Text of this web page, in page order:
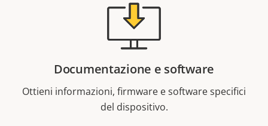
Documentazione e software
Ottieni informazioni, firmware e software specifici
del dispositivo.